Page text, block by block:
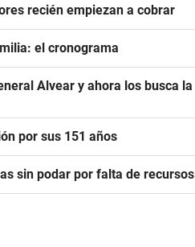
recién empiezan a cobrar
el cronograma
Alvear y ahora los busca la
por sus 151 años
sin podar por falta de recursos